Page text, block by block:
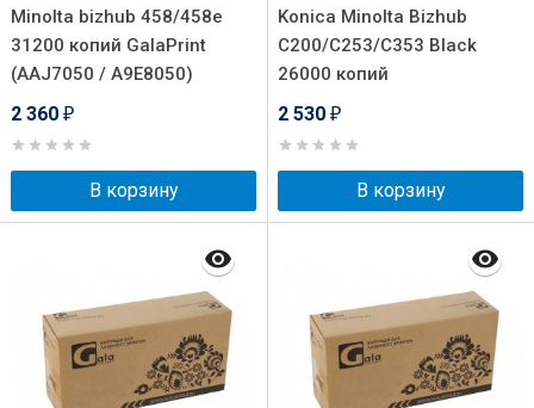
Minolta bizhub 458/458e
31200 копий GalaPrint
(AAJ7050 / A9E8050)
2 360 ₽
В корзину
Konica Minolta Bizhub
C200/C253/C353 Black
26000 копий
2 530 ₽
В корзину